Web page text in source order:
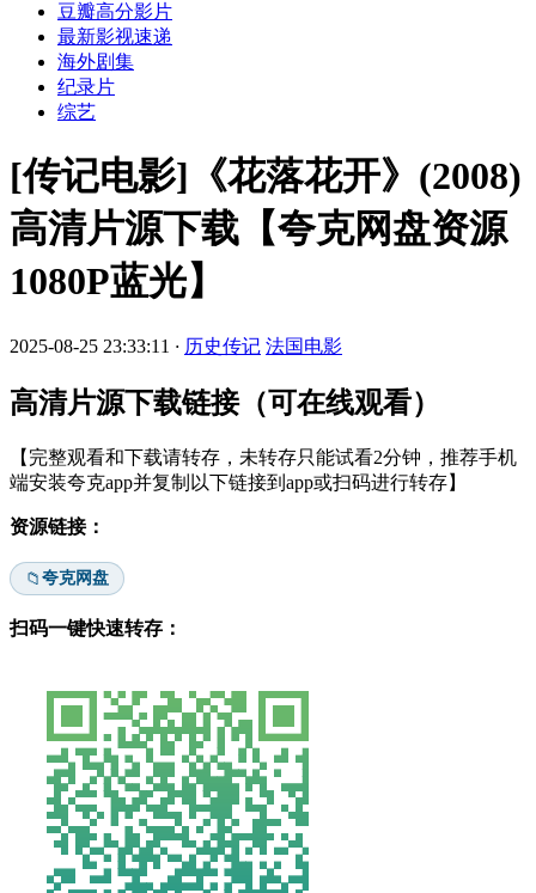
豆瓣高分影片
最新影视速递
海外剧集
纪录片
综艺
[传记电影]《花落花开》(2008)
高清片源下载【夸克网盘资源
1080P蓝光】
2025-08-25 23:33:11 · 历史传记 法国电影
高清片源下载链接（可在线观看）
【完整观看和下载请转存，未转存只能试看2分钟，推荐手机
端安装夸克app并复制以下链接到app或扫码进行转存】
资源链接：
📁夸克网盘
扫码一键快速转存：